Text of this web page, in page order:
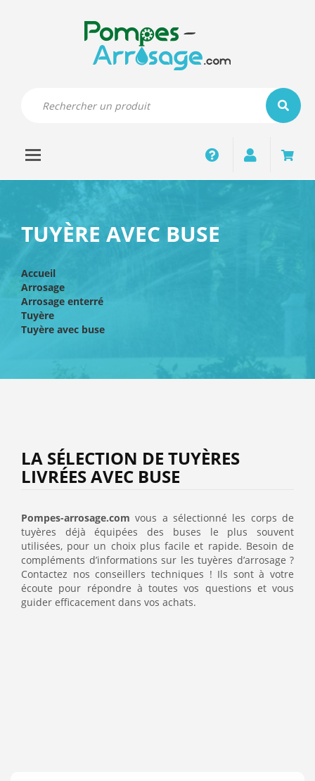
Toggle navigation
Pompage
Robinetterie
Piscine
Eaux de pluie
TUYÈRE AVEC BUSE
Accueil
Arrosage
Arrosage enterré
Tuyère
Tuyère avec buse
LA SÉLECTION DE TUYÈRES
LIVRÉES AVEC BUSE
Pompes-arrosage.com vous a sélectionné les corps de
tuyères déjà équipées des buses le plus souvent
utilisées, pour un choix plus facile et rapide. Besoin de
compléments d’informations sur les tuyères d’arrosage ?
Contactez nos conseillers techniques ! Ils sont à votre
écoute pour répondre à toutes vos questions et vous
guider efficacement dans vos achats.